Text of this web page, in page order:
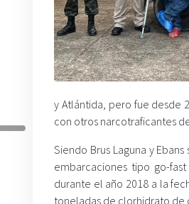
y Atlántida, pero fue desde
con otros narcotraficantes
Siendo Brus Laguna y
embarcaciones tipo go-
durante el año 2018 a la
toneladas de clorhidrato de